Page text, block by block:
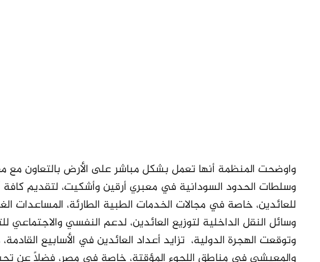
واوضحت المنظمة أنها تعمل بشكل مباشر على الأرض بالتعاون مع
وسلطات الحدود السودانية في معبري أرقين وأشكيت، لتقديم كافة
للعائدين، خاصة في مجالات الخدمات الطبية الطارئة، المساعدات
وسائل النقل الداخلية لتوزيع العائدين، لدعم النفسي والاجتماعي
وتوقعت الهجرة الدولية، تزايد أعداد العائدين في الأسابيع